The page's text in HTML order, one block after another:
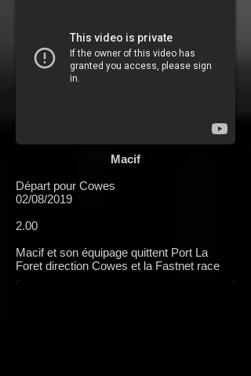
Macif
Départ pour Cowes
02/08/2019
2.00
Macif et son équipage quittent Port La
Foret direction Cowes et la Fastnet race